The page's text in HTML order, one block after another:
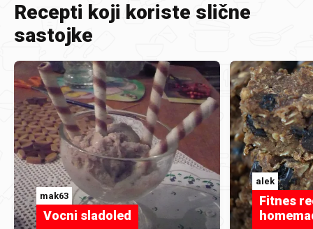
Recepti koji koriste slične
sastojke
mak63
Vocni sladoled
alek
Fitnes